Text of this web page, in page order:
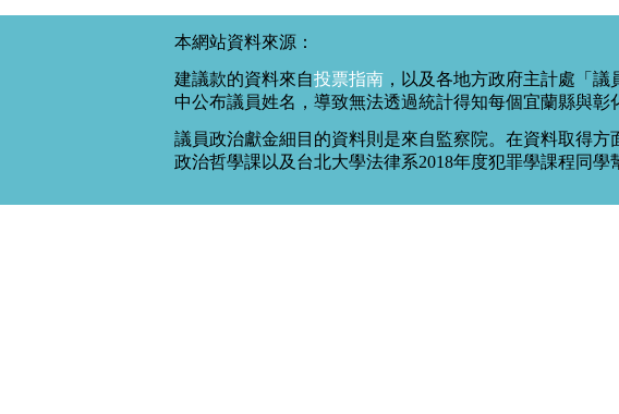
本網站資料來源：
建議款的資料來自投票指南 ，以及各地方政府主計處「
中公布議員姓名，導致無法透過統計得知每個宜蘭縣與彰
議員政治獻金細目的資料則是來自監察院。在資料取得
政治哲學課以及台北大學法律系2018年度犯罪學課程同學